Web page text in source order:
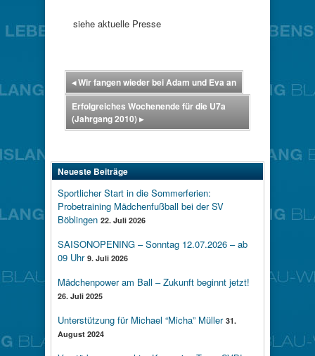
siehe aktuelle Presse
◂Wir fangen wieder bei Adam und Eva an
Erfolgreiches Wochenende für die U7a
(Jahrgang 2010)▸
Neueste Beiträge
Sportlicher Start in die Sommerferien:
Probetraining Mädchenfußball bei der SV
Böblingen 22. Juli 2026
SAISONOPENING – Sonntag 12.07.2026 – ab
09 Uhr 9. Juli 2026
Mädchenpower am Ball – Zukunft beginnt jetzt!
26. Juli 2025
Unterstützung für Michael “Micha” Müller 31.
August 2024